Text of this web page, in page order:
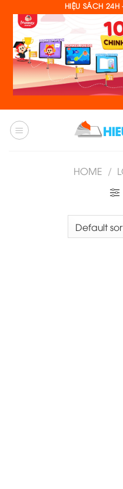
content
HIỆU SÁCH 24H
HOME /